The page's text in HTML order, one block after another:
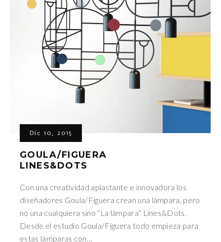
Dic 10, 2015
GOULA/FIGUERA
LINES&DOTS
Con una creatividad aplastante e innovadora los
diseñadores Goula/Figuera crean una lámpara, pero
no una cualquiera sino “La lámpara” Lines&Dots.
Desde el estudio Goula/Figuera todo empieza para
estas lámparas con…